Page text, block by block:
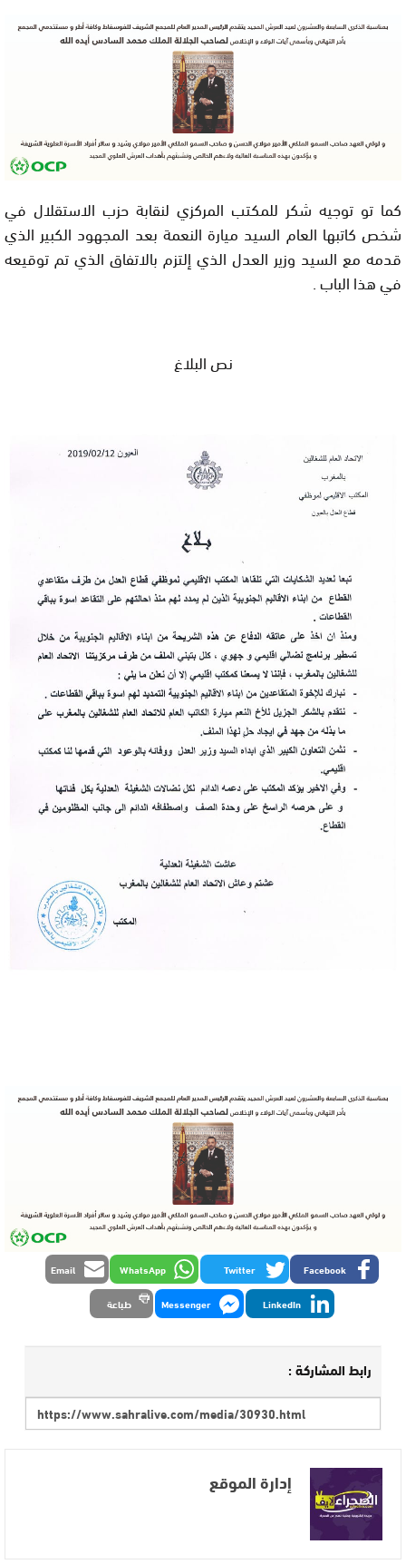
كما تو توجيه شكر للمكتب المركزي لنقابة حزب الاستقلال في
شخص كاتبها العام السيد ميارة النعمة بعد المجهود الكبير الذي
قدمه مع السيد وزير العدل الذي إلتزم بالاتفاق الذي تم توقيعه
في هذا الباب .
نص البلاغ
Facebook
Twitter
WhatsApp
Email
LinkedIn
Messenger طباعة
رابط المشاركة :
إدارة الموقع